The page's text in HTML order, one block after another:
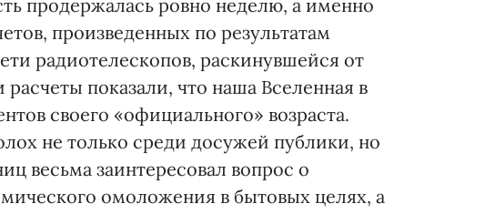
продержалась ровно неделю, а именно
произведенных по результатам
радиотелескопов, раскинувшейся от
показали, что наша Вселенная в
своего «официального» возраста.
не только среди досужей публики, но
весьма заинтересовал вопрос о
омоложения в бытовых целях, а